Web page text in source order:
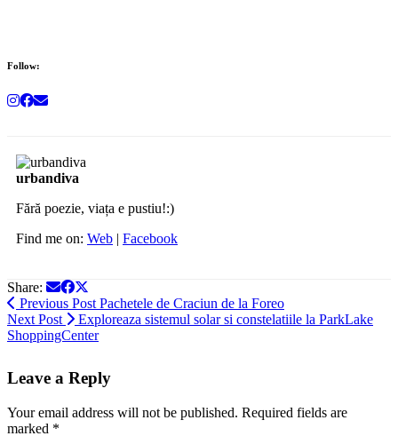
Follow:
urbandiva
Fără poezie, viața e pustiu!:)
Find me on: Web | Facebook
Share:
Previous Post Pachetele de Craciun de la Foreo
Next Post
Exploreaza sistemul solar si constelatiile la ParkLake
ShoppingCenter
Leave a Reply
Your email address will not be published. Required fields are
marked *